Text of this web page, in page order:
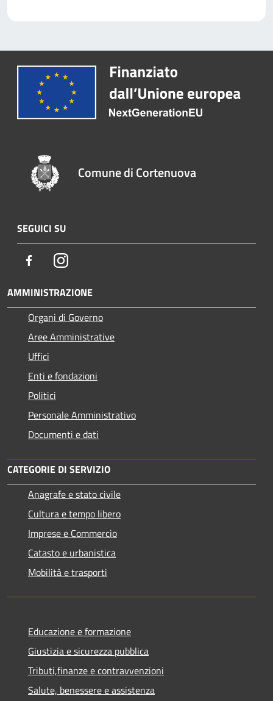
Comune di Cortenuova
SEGUICI SU
FacebookInstagram
AMMINISTRAZIONE
Organi di Governo
Aree Amministrative
Uffici
Enti e fondazioni
Politici
Personale Amministrativo
Documenti e dati
CATEGORIE DI SERVIZIO
Anagrafe e stato civile
Cultura e tempo libero
Imprese e Commercio
Catasto e urbanistica
Mobilità e trasporti
Educazione e formazione
Giustizia e sicurezza pubblica
Tributi,finanze e contravvenzioni
Salute, benessere e assistenza